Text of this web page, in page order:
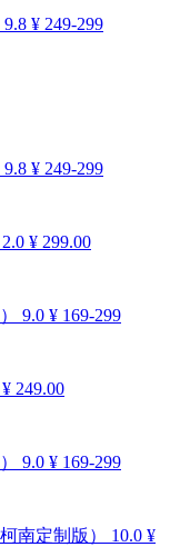
9.8 ¥ 249-299
9.8 ¥ 249-299
2.0 ¥ 299.00
9.0 ¥ 169-299
¥ 249.00
9.0 ¥ 169-299
南定制版） 10.0 ¥